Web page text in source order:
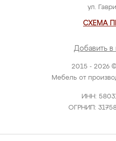
2015 - 2026
Мебель от
ИНН:
ОГРНИП:
ул.
СХЕМА
Добавить в